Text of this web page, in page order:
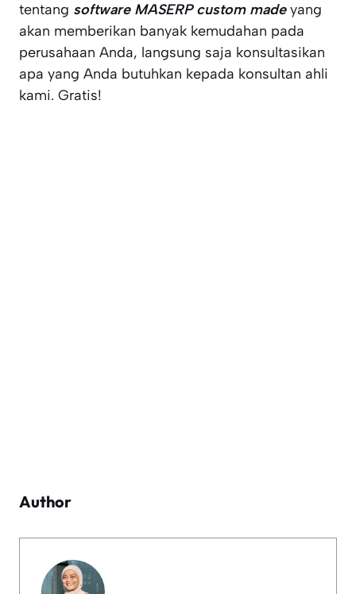
tentang software MASERP custom madeyang
akan memberikan banyak kemudahan pada
perusahaan Anda, langsung saja konsultasikan
apa yang Anda butuhkan kepada konsultan ahli
kami. Gratis!
Author